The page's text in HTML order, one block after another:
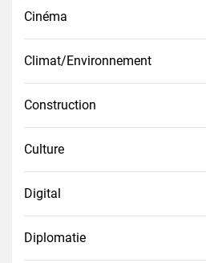
Cinéma
Climat/Environnement
Construction
Culture
Digital
Diplomatie